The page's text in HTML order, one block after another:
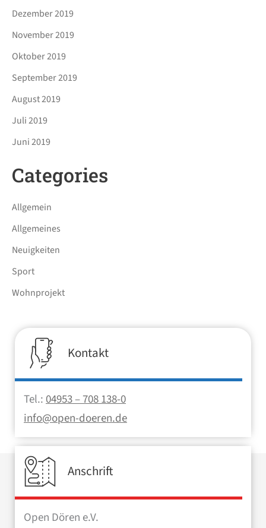
Dezember 2019
November 2019
Oktober 2019
September 2019
August 2019
Juli 2019
Juni 2019
Categories
Allgemein
Allgemeines
Neuigkeiten
Sport
Wohnprojekt
Kontakt
Tel.:04953 – 708 138-0
info@open-doeren.de
Anschrift
Open Dören e.V.